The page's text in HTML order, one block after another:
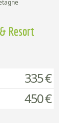
Resort
335 €
450 €